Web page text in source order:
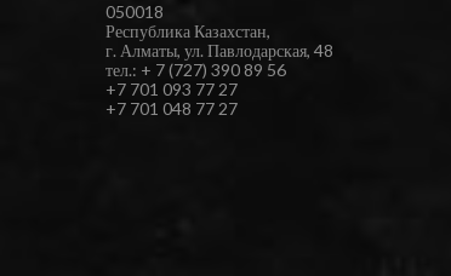
050018
Республика Казахстан,
г. Алматы, ул. Павлодарская, 48
тел.: + 7 (727) 390 89 56
+7 701 093 77 27
+7 701 048 77 27